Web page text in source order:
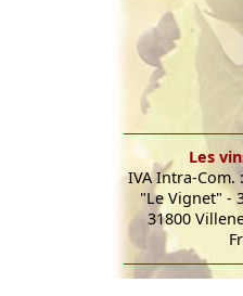
Les
IVA Intra-Com.
"Le Vignet" -
31800